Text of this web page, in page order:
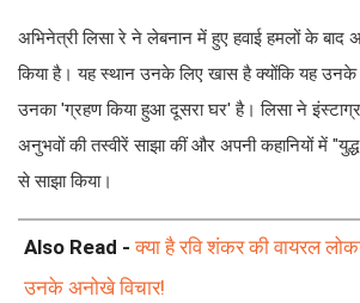
अभिनेत्री लिसा रे ने लेबनान में हुए हवाई हमलों के बाद
किया है। यह स्थान उनके लिए खास है क्योंकि यह उनके
उनका 'ग्रहण किया हुआ दूसरा घर' है। लिसा ने
अनुभवों की तस्वीरें साझा कीं और अपनी कहानियों में
से साझा किया।
Also Read -क्या है रवि शंकर की वायरल
उनके अनोखे विचार!